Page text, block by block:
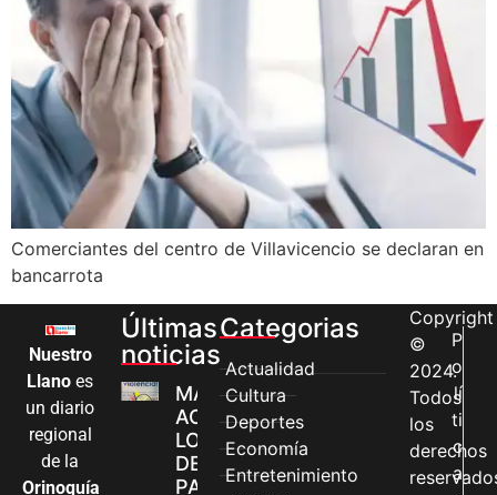
Comerciantes del centro de Villavicencio se declaran en
bancarrota
Nuestro
Llano es
un diario
regional
de la
Orinoquía
Últimas
noticias
MÁS MUJERES
ACCEDEN A
LOS CANALES
DE ATENCIÓN
PARA
Categorias
Actualidad
Cultura
Deportes
Economía
Entretenimiento
Copyright
©
2024.
Todos
los
derechos
P
o
lí
ti
c
a